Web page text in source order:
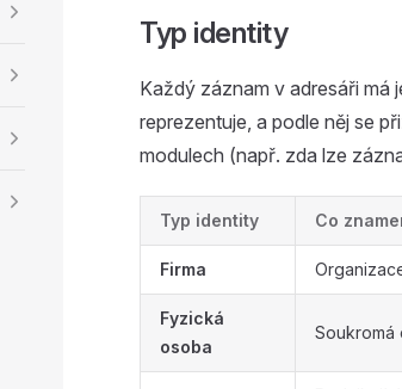
Typ identity
Každý záznam v adresáři
reprezentuje, a podle něj se
modulech (např. zda lze
Typ identity Co
Firma
Fyzická
osoba
Soukromá